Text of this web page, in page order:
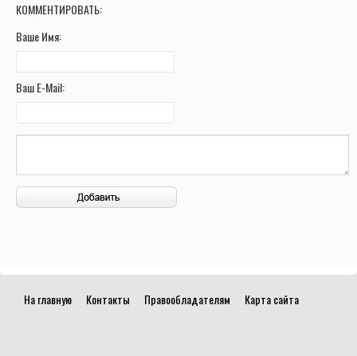
КОММЕНТИРОВАТЬ:
Ваше Имя:
Ваш E-Mail:
На главную Контакты Правообладателям Карта сайта